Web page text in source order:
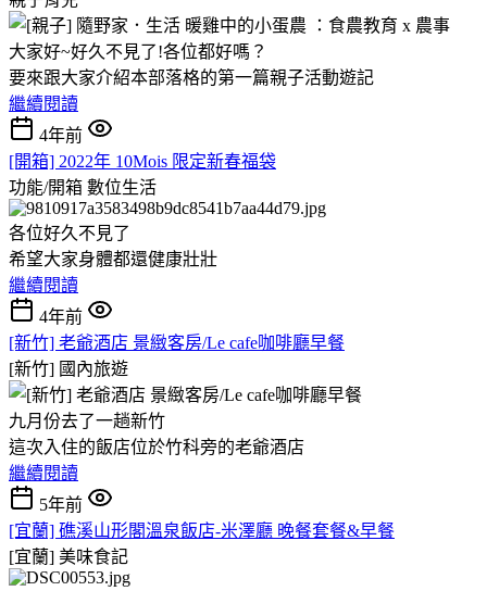
大家好~好久不見了!各位都好嗎？
要來跟大家介紹本部落格的第一篇親子活動遊記
繼續閱讀
4年前
[開箱] 2022年 10Mois 限定新春福袋
功能/開箱 數位生活
各位好久不見了
希望大家身體都還健康壯壯
繼續閱讀
4年前
[新竹] 老爺酒店 景緻客房/Le cafe咖啡廳早餐
[新竹] 國內旅遊
九月份去了一趟新竹
這次入住的飯店位於竹科旁的老爺酒店
繼續閱讀
5年前
[宜蘭] 礁溪山形閣溫泉飯店-米澤廳 晚餐套餐&早餐
[宜蘭] 美味食記